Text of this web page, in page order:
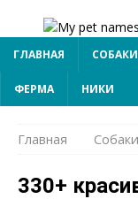
ГЛАВНАЯ СОБАКИ
ФЕРМА НИКИ
Главная Собаки
330+